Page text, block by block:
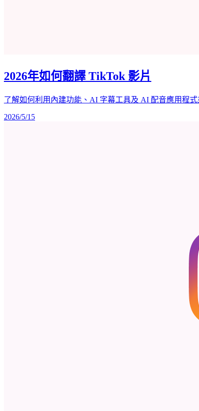
2026年如何翻譯 TikTok 影片
了解如何利用內建功能、AI 字幕工具及 AI 配音應用程
2026/5/15